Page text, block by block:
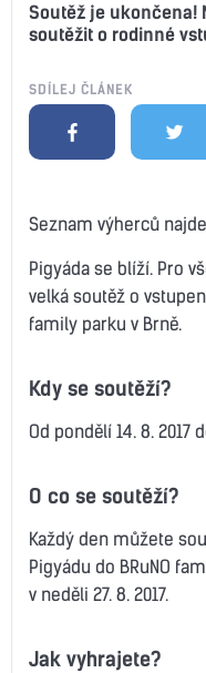
Soutěž je ukončena!
soutěžit o rodinné
SDÍLEJ ČLÁNEK
Seznam výherců
Pigyáda se blíží. Pro
velká soutěž o
family parku v Brně.
Kdy se soutěží?
Od pondělí 14. 8. 2017
O co se soutěží?
Každý den můžete
Pigyádu do BRuNO
v neděli 27. 8. 2017.
Jak vyhrajete?